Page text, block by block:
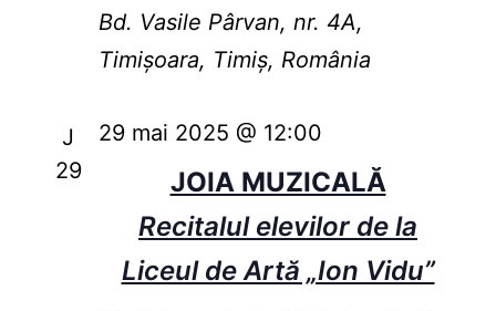
Bd. Vasile Pârvan, nr. 4A,
Timișoara, Timiș, România
J
29
JOIA MUZICALĂ
Recitalul elevilor de la
Liceul de Artă „Ion Vidu”
29 mai 2025 @ 12:00